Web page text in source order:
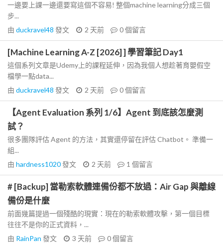
一邊要上課一邊還要寫這個不容易! 整個machine learning分成三個
步...
由 duckravel48 發文 2 天前 0個留言
[Machine Learning A-Z [2026] ] 學習筆記 Day1
這個系列文章是Udemy上的課程延伸，因為我個人想趁著育嬰假空
檔學一點data...
由 duckravel48 發文 2 天前 0個留言
【Agent Evaluation 系列 1/6】Agent 到底該怎麼測
試？
很多團隊評估 Agent 的方法，其實還停留在評估 Chatbot。 準備一
組...
由 hardness1020發文 2 天前 1 個留言
# [Backup] 當勒索軟體連備份都不放過：Air Gap 與離線
備份是什麼
前面幾篇提過一個殘酷的現實：現在的勒索軟體攻擊，第一個目標
往往不是你的正式資料，...
由 RainPan 發文 3 天前 0個留言